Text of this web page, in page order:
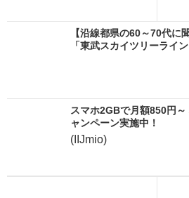
【沿線都県の60～70代に
「東武スカイツリーライ
スマホ2GBで月額850円
ャンペーン実施中！
(IIJmio)